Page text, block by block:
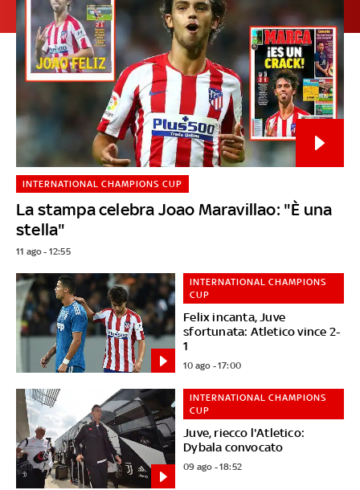
La stampa celebra Joao Maravillao: "È una
stella"
INTERNATIONAL CHAMPIONS CUP
11 ago - 12:55
Felix incanta, Juve
sfortunata: Atletico vince 2-
1
INTERNATIONAL CHAMPIONS
CUP
10 ago - 17:00
Juve, riecco l'Atletico:
Dybala convocato
INTERNATIONAL CHAMPIONS
CUP
09 ago - 18:52